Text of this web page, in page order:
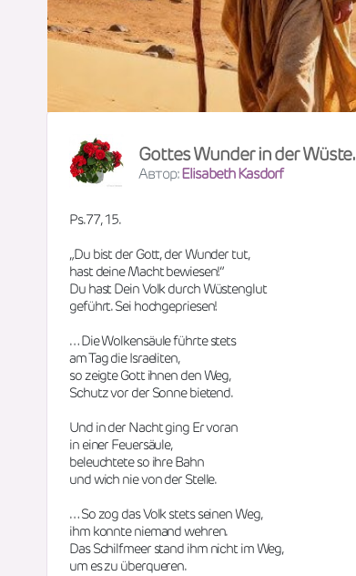
Gottes Wunder in der Wüste.
Автор:Elisabeth Kasdorf
Ps.77, 15.
„Du bist der Gott, der Wunder tut,
hast deine Macht bewiesen!“
Du hast Dein Volk durch Wüstenglut
geführt. Sei hochgepriesen!
… Die Wolkensäule führte stets
am Tag die Israeliten,
so zeigte Gott ihnen den Weg,
Schutz vor der Sonne bietend.
Und in der Nacht ging Er voran
in einer Feuersäule,
beleuchtete so ihre Bahn
und wich nie von der Stelle.
… So zog das Volk stets seinen Weg,
ihm konnte niemand wehren.
Das Schilfmeer stand ihm nicht im Weg,
um es zu überqueren.